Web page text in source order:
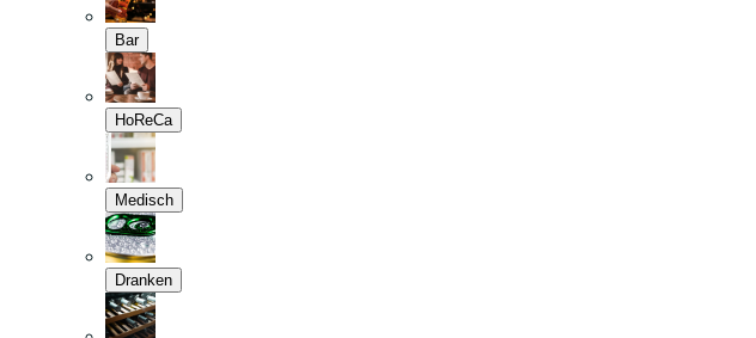
Bar
HoReCa
Medisch
Dranken